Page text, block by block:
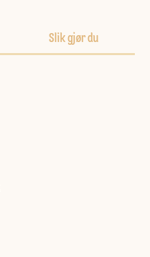
Slik gjør du